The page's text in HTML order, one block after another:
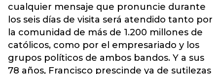
cualquier mensaje que pronuncie durante
los seis días de visita será atendido tanto por
la comunidad de más de 1.200 millones de
católicos, como por el empresariado y los
grupos políticos de ambos bandos. Y a sus
78 años, Francisco prescinde ya de sutilezas